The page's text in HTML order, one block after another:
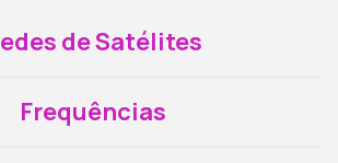
de Satélites
Frequências